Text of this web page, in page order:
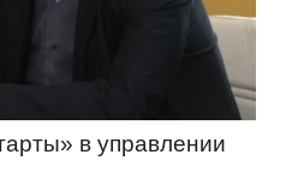
в управлении